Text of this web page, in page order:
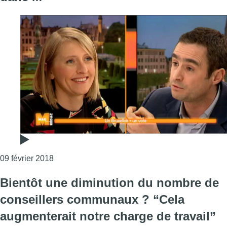
09 février 2018Consulter l'article "Une campagne veut
Bientôt une diminution du nombre de
conseillers communaux ? “Cela
augmenterait notre charge de travail”